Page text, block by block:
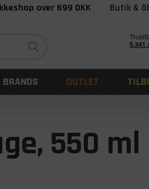
over 699 DKK Butik &
BRANDS OUTLET
550 ml